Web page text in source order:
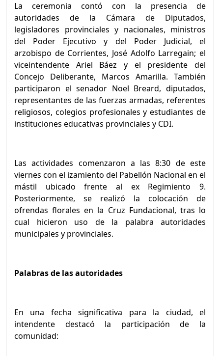
La ceremonia contó con la presencia de
autoridades de la Cámara de Diputados,
legisladores provinciales y nacionales, ministros
del Poder Ejecutivo y del Poder Judicial, el
arzobispo de Corrientes, José Adolfo Larregain; el
viceintendente Ariel Báez y el presidente del
Concejo Deliberante, Marcos Amarilla. También
participaron el senador Noel Breard, diputados,
representantes de las fuerzas armadas, referentes
religiosos, colegios profesionales y estudiantes de
instituciones educativas provinciales y CDI.
Las actividades comenzaron a las 8:30 de este
viernes con el izamiento del Pabellón Nacional en el
mástil ubicado frente al ex Regimiento 9.
Posteriormente, se realizó la colocación de
ofrendas florales en la Cruz Fundacional, tras lo
cual hicieron uso de la palabra autoridades
municipales y provinciales.
Palabras de las autoridades
En una fecha significativa para la ciudad, el
intendente destacó la participación de la
comunidad: